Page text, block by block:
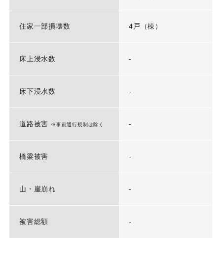
住家一部損壊数 4戸（棟）
床上浸水数 -
床下浸水数 -
道路被害 ※事前通行規制は除く -
橋梁被害 -
山・崖崩れ -
被害総額 -